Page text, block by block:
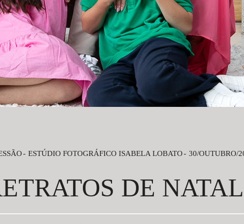
ESTÚDIO FOTOGRÁFICO ISABELA LOBATO 30/OUTUBRO/
DE NATAL